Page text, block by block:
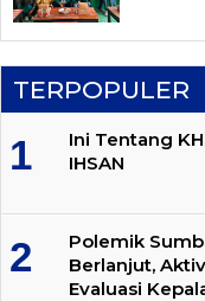
TERPOPULER
Ini Tentang
IHSAN
Polemik
Berlanjut,
Evaluasi